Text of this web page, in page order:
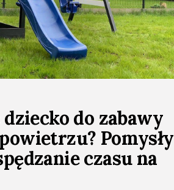
do zabawy
Pomysły
czasu na